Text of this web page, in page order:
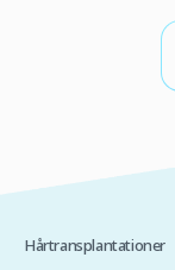
är det
Hårtransplantationer